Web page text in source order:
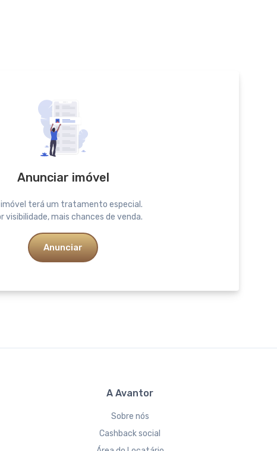
Anunciar imóvel
imóvel terá um tratamento especial.
visibilidade, mais chances de venda.
Anunciar
A Avantor
Sobre nós
Cashback social